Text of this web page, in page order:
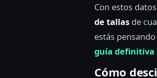
Con estos
de tallas de
estás
guía definitiva
Cómo